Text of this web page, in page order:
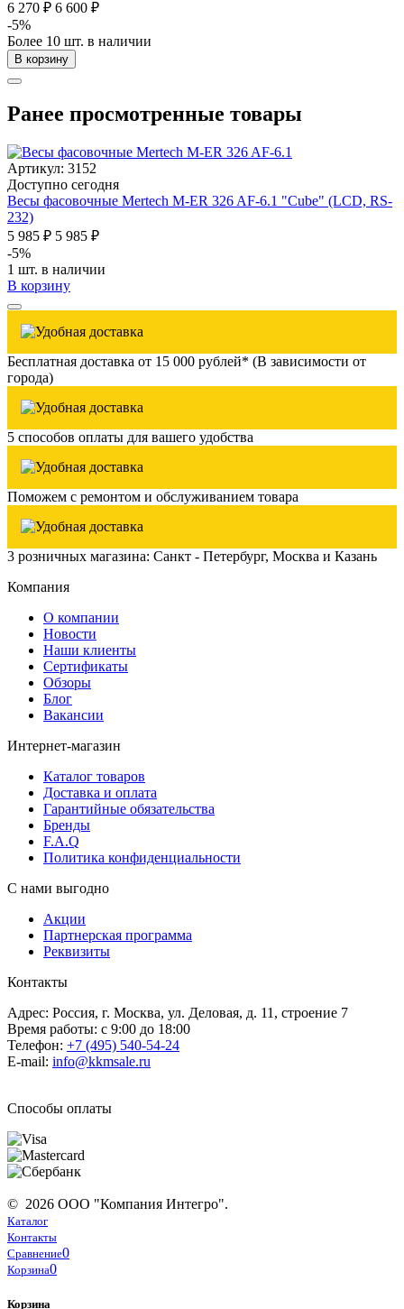
6 270 ₽ 6 600 ₽
-5%
Более 10 шт. в наличии
В корзину
Ранее просмотренные товары
Артикул: 3152
Доступно сегодня
Весы фасовочные Mertech M-ER 326 AF-6.1 "Cube" (LCD, RS-
232)
5 985 ₽ 5 985 ₽
-5%
1 шт. в наличии
В корзину
Бесплатная доставка от 15 000 рублей* (В зависимости от
города)
5 способов оплаты для вашего удобства
Поможем с ремонтом и обслуживанием товара
3 розничных магазина: Санкт - Петербург, Москва и Казань
Компания
О компании
Новости
Наши клиенты
Сертификаты
Обзоры
Блог
Вакансии
Интернет-магазин
Каталог товаров
Доставка и оплата
Гарантийные обязательства
Бренды
F.A.Q
Политика конфиденциальности
С нами выгодно
Акции
Партнерская программа
Реквизиты
Контакты
Адрес: Россия, г. Москва, ул. Деловая, д. 11, строение 7
Время работы: с 9:00 до 18:00
Телефон: +7 (495) 540-54-24
E-mail: info@kkmsale.ru
Способы оплаты
© 2026 ООО "Компания Интегро".
Каталог
Контакты
Сравнение0
Корзина0
Корзина